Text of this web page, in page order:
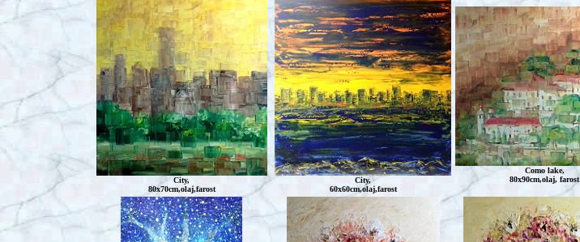
City,
80x70cm,olaj,farost
City,
60x60cm,olaj,farost
Comolake,
80x90cm,olaj, farost